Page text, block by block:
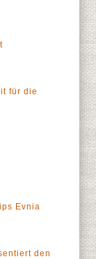
für die
Evnia
den